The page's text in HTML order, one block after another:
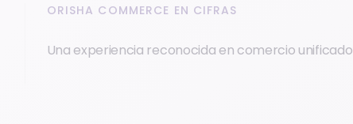
ORISHA COMMERCE EN CIFRAS
Una experiencia reconocida en comercio unificado